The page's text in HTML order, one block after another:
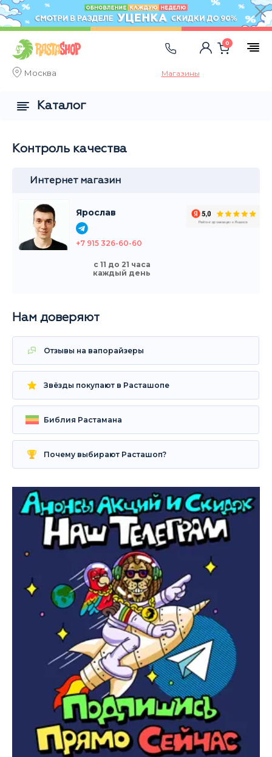
Москва Магазины
0
Контроль качества
Интернет магазин
Ярослав
+7 915 326-60-60
с 11 до 21 часа
каждый день
Нам доверяют
Отзывы на вапорайзеры
Звёзды покупают в Расташопе
Библия Растамана
Почему выбирают Расташоп?
Каталог